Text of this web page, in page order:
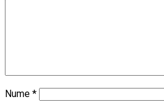
Nume *